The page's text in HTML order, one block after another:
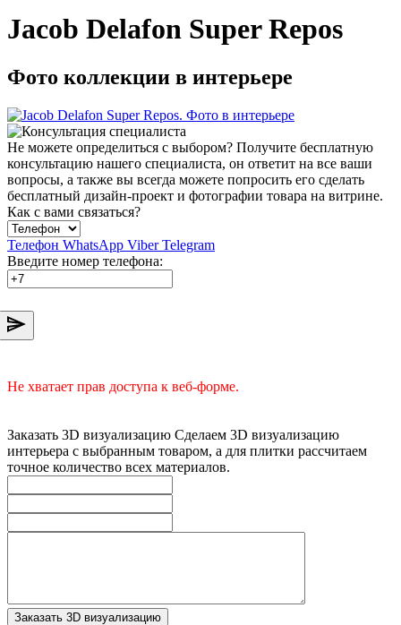
Jacob Delafon Super Repos
Фото коллекции в интерьере
Не можете определиться с выбором? Получите бесплатную
консультацию нашего специалиста, он ответит на все ваши
вопросы, а также вы всегда можете попросить его сделать
бесплатный дизайн-проект и фотографии товара на витрине.
Как с вами связаться?
Телефон WhatsApp ViberTelegram
Введите номер телефона:
Не хватает прав доступа к веб-форме.
Заказать 3D визуализацию Сделаем 3D визуализацию
интерьера с выбранным товаром, а для плитки рассчитаем
точное количество всех материалов.
Заказать 3D визуализацию